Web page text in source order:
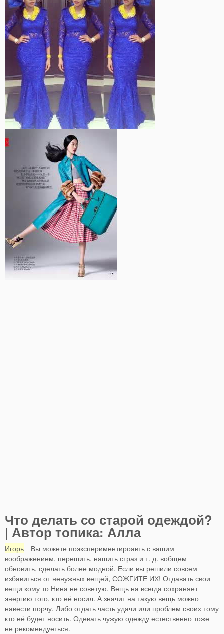
Что делать со старой одеждой?
| Автор топика: Алла
Игорь Вы можете поэкспериментироавть с вашим
воображением, перешить, нашить страз и т. д. вобщем
обновить, сделать более модной. Если вы решили совсем
избавиться от ненужных вещей, СОЖГИТЕ ИХ! Отдавать свои
вещи кому то Нина не советую. Вещь на всегда сохраняет
энергию того, кто её носил. А значит на такую вещь можно
навести порчу. Либо отдать часть удачи или проблем своих тому
кто её будет носить. Одевать чужую одежду естественно тоже
не рекомендуеться.